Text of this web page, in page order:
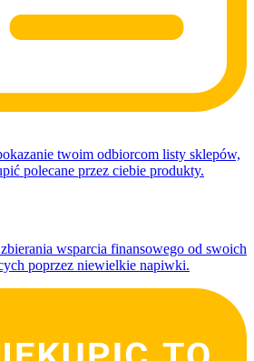
twoim odbiorcom listy sklepów,
polecane przez ciebie produkty.
wsparcia finansowego od swoich
poprzez niewielkie napiwki.